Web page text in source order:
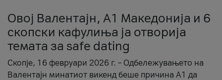
Овој Валентајн, A1 Македонија и 6
скопски кафулиња ја отворија
темата за safe dating
Скопје, 16 февруари 2026 г. – Одбележувањето на
Валентајн минатиот викенд беше причина А1 да